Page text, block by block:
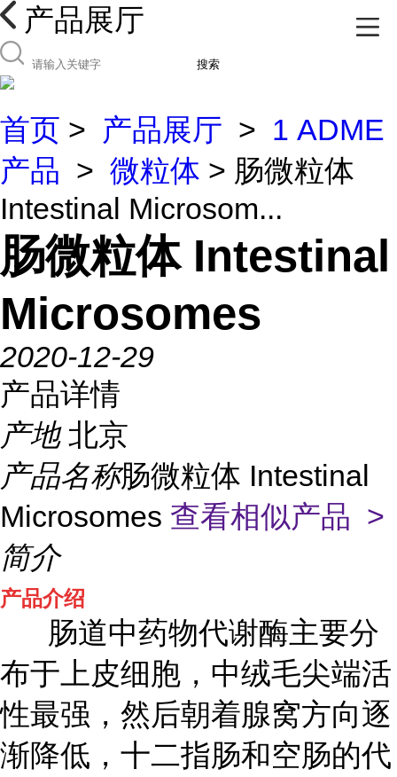
产品展厅
搜索
首页 > 产品展厅 > 1 ADME
产品 > 微粒体 > 肠微粒体
Intestinal Microsom...
肠微粒体 Intestinal
Microsomes
2020-12-29
产品详情
产地 北京
产品名称肠微粒体 Intestinal
Microsomes 查看相似产品 >
简介
产品介绍
肠道中药物代谢酶主要分
布于上皮细胞，中绒毛尖端活
性最强，然后朝着腺窝方向逐
渐降低，十二指肠和空肠的代